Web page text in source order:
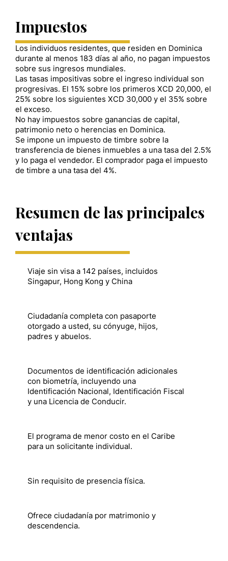
Impuestos
Los individuos residentes, que residen en Dominica
durante al menos 183 días al año, no pagan impuestos
sobre sus ingresos mundiales.
Las tasas impositivas sobre el ingreso individual son
progresivas. El 15% sobre los primeros XCD 20,000, el
25% sobre los siguientes XCD 30,000 y el 35% sobre
el exceso.
No hay impuestos sobre ganancias de capital,
patrimonio neto o herencias en Dominica.
Se impone un impuesto de timbre sobre la
transferencia de bienes inmuebles a una tasa del 2.5%
y lo paga el vendedor. El comprador paga el impuesto
de timbre a una tasa del 4%.
Resumen de las principales
ventajas
Viaje sin visa a 142 países, incluidos
Singapur, Hong Kong y China
Ciudadanía completa con pasaporte
otorgado a usted, su cónyuge, hijos,
padres y abuelos.
Documentos de identificación adicionales
con biometría, incluyendo una
Identificación Nacional, Identificación Fiscal
y una Licencia de Conducir.
El programa de menor costo en el Caribe
para un solicitante individual.
Sin requisito de presencia física.
Ofrece ciudadanía por matrimonio y
descendencia.